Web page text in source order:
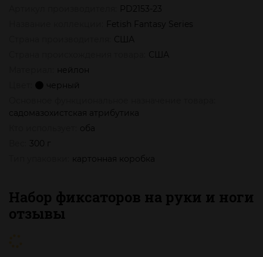
PD2153-23
Fetish Fantasy Series
США
США
нейлон
черный
садомазохистская атрибутика
оба
300 г
картонная коробка
Набор фиксаторов на руки и ноги
отзывы